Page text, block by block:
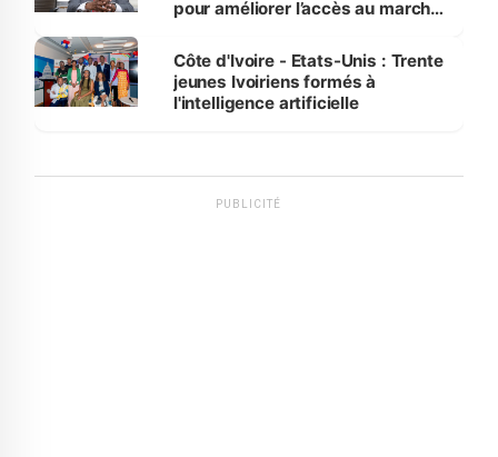
pour améliorer l’accès au marché
Côte d'Ivoire - Etats-Unis : Trente
jeunes Ivoiriens formés à
l'intelligence artificielle
PUBLICITÉ